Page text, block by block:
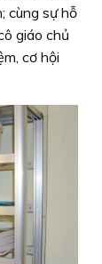
cùng sự hỗ
giáo chủ
cơ hội